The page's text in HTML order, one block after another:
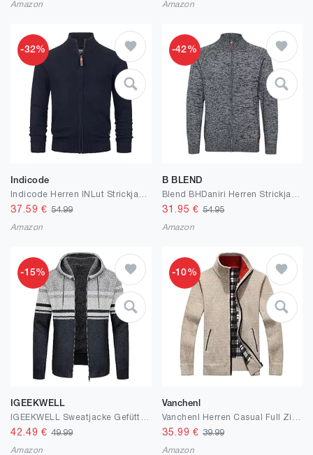
Amazon Amazon
-32%
Indicode
37.59 €54.99
Amazon
-42%
B BLEND
31.95 € 54.95
Amazon
-15%
IGEEKWELL
42.49 €49.99
Amazon
-10%
Vanchenl
35.99 € 39.99
Amazon